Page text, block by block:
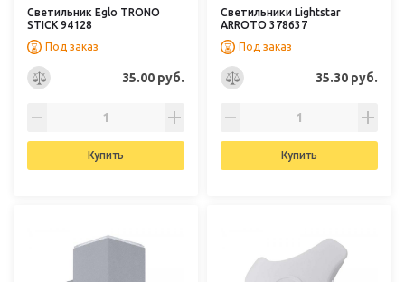
Светильник Eglo TRONO
STICK 94128
Под заказ
35.00 руб.
Купить
Светильники Lightstar
ARROTO 378637
Под заказ
35.30 руб.
Купить